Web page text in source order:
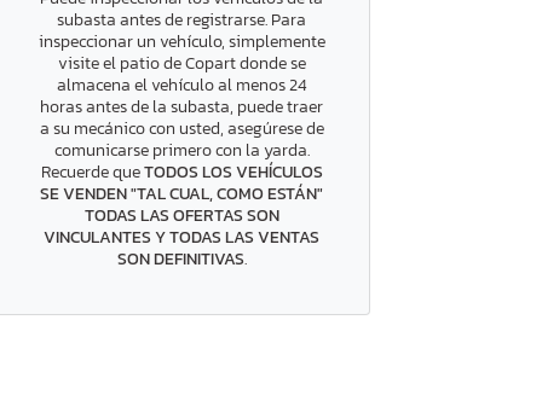
subasta antes de registrarse. Para
inspeccionar un vehículo, simplemente
visite el patio de Copart donde se
almacena el vehículo al menos 24
horas antes de la subasta, puede traer
a su mecánico con usted, asegúrese de
comunicarse primero con la yarda.
Recuerde queTODOS LOS VEHÍCULOS
SE VENDEN "TAL CUAL, COMO ESTÁN"
TODAS LAS OFERTAS SON
VINCULANTES Y TODAS LAS VENTAS
SON DEFINITIVAS.